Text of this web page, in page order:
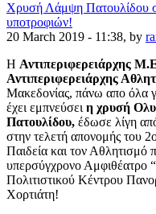
Χρυσή Λάμψη Πατουλίδου
υποτροφιών!
20 March 2019 - 11:38, by
Η Αντιπεριφερειάρχης
Αντιπεριφερειάρχης
Μακεδονίας, πάνω απο όλα
έχει εμπνεύσει η χρυσή
Πατουλίδου, έδωσε λίγη
στην τελετή απονομής του
Παιδεία και τον Αθλητισμό
υπερσύγχρονο Αμφιθέατρο
Πολιτιστικού Κέντρου
Χορτιάτη!